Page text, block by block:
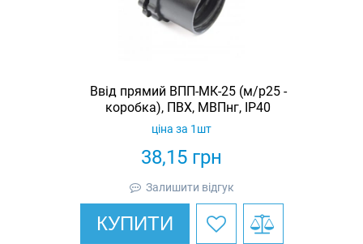
Ввід прямий ВПП-МК-25 (м/р25 -
коробка), ПВХ, МВПнг, IP40
38,15 грн
ціна за 1шт
Залишити відгук
КУПИТИ